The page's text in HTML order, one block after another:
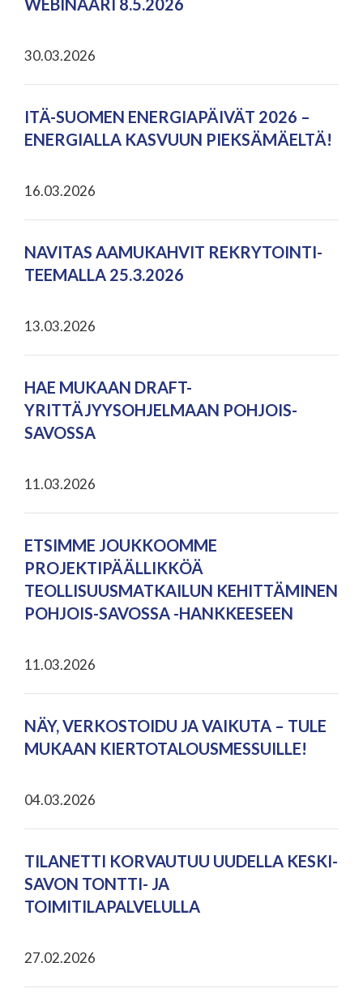
WEBINAARI 8.5.2026
30.03.2026
ITÄ-SUOMEN ENERGIAPÄIVÄT 2026 –
ENERGIALLA KASVUUN PIEKSÄMÄELTÄ!
16.03.2026
NAVITAS AAMUKAHVIT REKRYTOINTI-
TEEMALLA 25.3.2026
13.03.2026
HAE MUKAAN DRAFT-
YRITTÄJYYSOHJELMAAN POHJOIS-
SAVOSSA
11.03.2026
ETSIMME JOUKKOOMME
PROJEKTIPÄÄLLIKKÖÄ
TEOLLISUUSMATKAILUN KEHITTÄMINEN
POHJOIS-SAVOSSA -HANKKEESEEN
11.03.2026
NÄY, VERKOSTOIDU JA VAIKUTA – TULE
MUKAAN KIERTOTALOUSMESSUILLE!
04.03.2026
TILANETTI KORVAUTUU UUDELLA KESKI-
SAVON TONTTI- JA
TOIMITILAPALVELULLA
27.02.2026